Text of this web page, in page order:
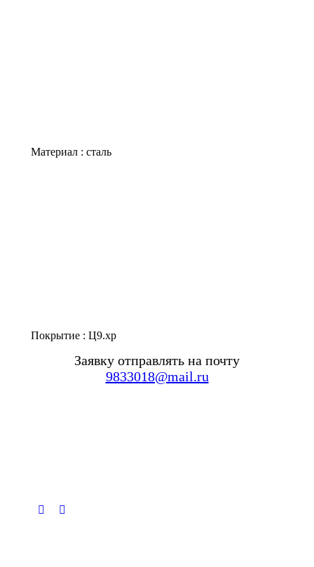
Материал : сталь
Покрытие : Ц9.хр
Заявку отправлять на почту
9833018@mail.ru